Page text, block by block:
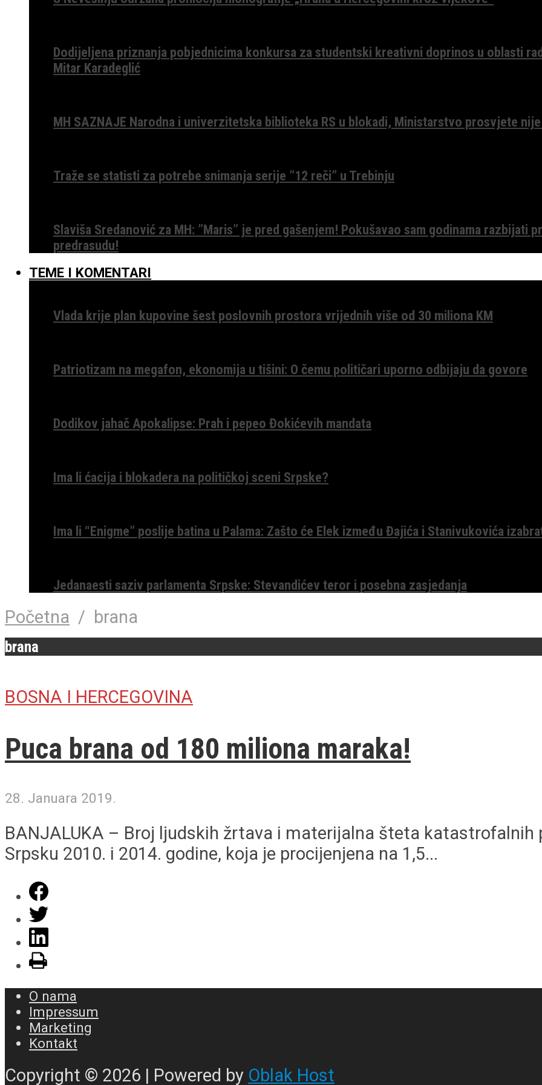
Dodijeljena priznanja pobjednicima konkursa za studentski kreativni doprinos u oblasti
Mitar Karadeglić
MH SAZNAJE Narodna i univerzitetska biblioteka RS u blokadi, Ministarstvo prosvjete nije
Traže se statisti za potrebe snimanja serije ”12 reči” u Trebinju
Slaviša Sredanović za MH: ”Maris” je pred gašenjem! Pokušavao sam godinama razbijati
predrasudu!
TEME I KOMENTARI
Vlada krije plan kupovine šest poslovnih prostora vrijednih više od 30 miliona KM
Patriotizam na megafon, ekonomija u tišini: O čemu političari uporno odbijaju da govore
Dodikov jahač Apokalipse: Prah i pepeo Đokićevih mandata
Ima li ćacija i blokadera na političkoj sceni Srpske?
Ima li “Enigme” poslije batina u Palama: Zašto će Elek između Đajića i Stanivukovića
Jedanaesti saziv parlamenta Srpske: Stevandićev teror i posebna zasjedanja
Početna / brana
brana
BOSNA I HERCEGOVINA
Puca brana od 180 miliona maraka!
28. Januara 2019.
BANJALUKA – Broj ljudskih žrtava i materijalna šteta katastrofalnih
Srpsku 2010. i 2014. godine, koja je procijenjena na 1,5...
O nama
Impressum
Marketing
Kontakt
Copyright © 2026 | Powered by Oblak Host